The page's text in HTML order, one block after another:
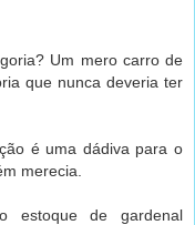
Um mero carro de
que nunca deveria ter
é uma dádiva para o
merecia.
estoque de gardenal